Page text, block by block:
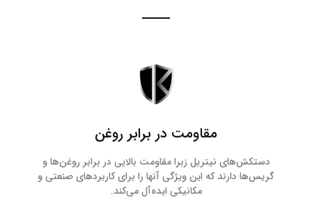
مقاومت در برابر روغن
دستکش‌های نیتریل زبرا مقاومت بالایی در برابر روغن‌ها و
گریس‌ها دارند که این ویژگی آنها را برای کاربردهای صنعتی و
مکانیکی ایده‌آل می‌کند.